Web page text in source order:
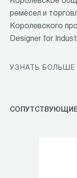
ремёсел и
Королевского
Designer for
УЗНАТЬ